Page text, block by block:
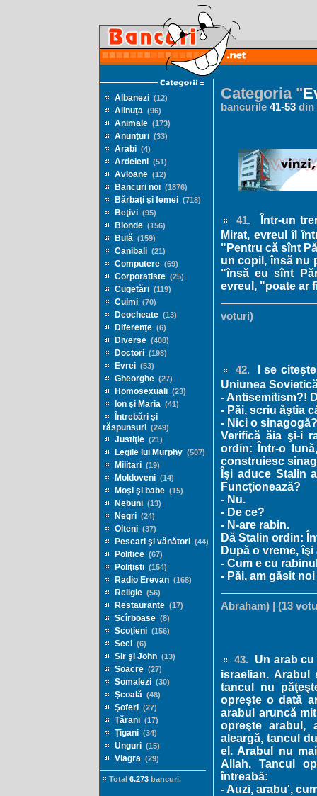
Albanezi (12)
Alinuţa (96)
Animale (173)
Anunţuri (33)
Arabi (4)
Ardeleni (51)
Avioane (12)
Bancuri noi (1876)
Bărbaţi şi femei (718)
Beţivi (95)
Blonde (156)
Bulă (159)
Canibali (21)
Computere (69)
Corporatiste (25)
Cugetări (119)
Culmi (70)
Deocheate (13)
Diferenţe (6)
Diverse (408)
Doctori (198)
Evrei (53)
Gheorghe (27)
Homosexuali (23)
Ion şi Maria (41)
Întrebări şi
răspunsuri (249)
Justiţie (21)
Legile lui Murphy (507)
Militari (19)
Moldoveni (14)
Moşi şi babe (15)
Nebuni (13)
Negri (24)
Olteni (37)
Pescari şi vânători (44)
Politice (67)
Poliţişti (154)
Radio Erevan (168)
Religie (56)
Restaurante (17)
Scîrboase (8)
Scoţieni (156)
Seci (6)
Sir şi John (13)
Soacre (27)
Somalezi (30)
Şcoală (48)
Şoferi (27)
Ţărani (17)
Ţigani (34)
Unguri (15)
Viagra (29)
Total 6.273 bancuri.
Categoria "
bancurile 41-53 din
41.
Într-un
Mirat, evreul îl
"Pentru că sînt
un copil, însă nu
"însă eu sînt
evreul, "poate ar
voturi)
42.
I se
Uniunea
- Antisemitism?!
- Păi, scriu ăştia
- Nici o
Verifică ăia şi-i
ordin: Într-o
construiesc
Îşi aduce Stalin
Funcţionează?
- Nu.
- De ce?
- N-are rabin.
Dă Stalin ordin:
După o vreme,
- Cum e cu
- Păi, am găsit
Abraham) | (13
43.
Un arab
israelian.
tancul nu
opreşte o dată
arabul aruncă
opreşte arabul,
aleargă, tancul
el. Arabul nu
Allah. Tancul
întreabă:
- Auzi, arabu',